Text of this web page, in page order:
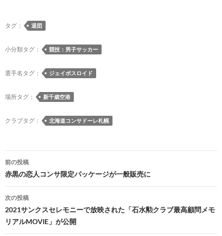
e
b
o
o
k
y
ds
タグ： 退団
小分類タグ： 競技：男子サッカー
選手名タグ： ジェイボスロイド
場所タグ： 新千歳空港
クラブタグ： 北海道コンサドーレ札幌
投
稿
ナ
ビ
ゲ
前の投稿
赤黒の恋人コンサ限定パッケージが一般販売に
次の投稿
2021サンクスセレモニーで放映された「石水勲クラブ最高顧問メモ
リアルMOVIE」が公開